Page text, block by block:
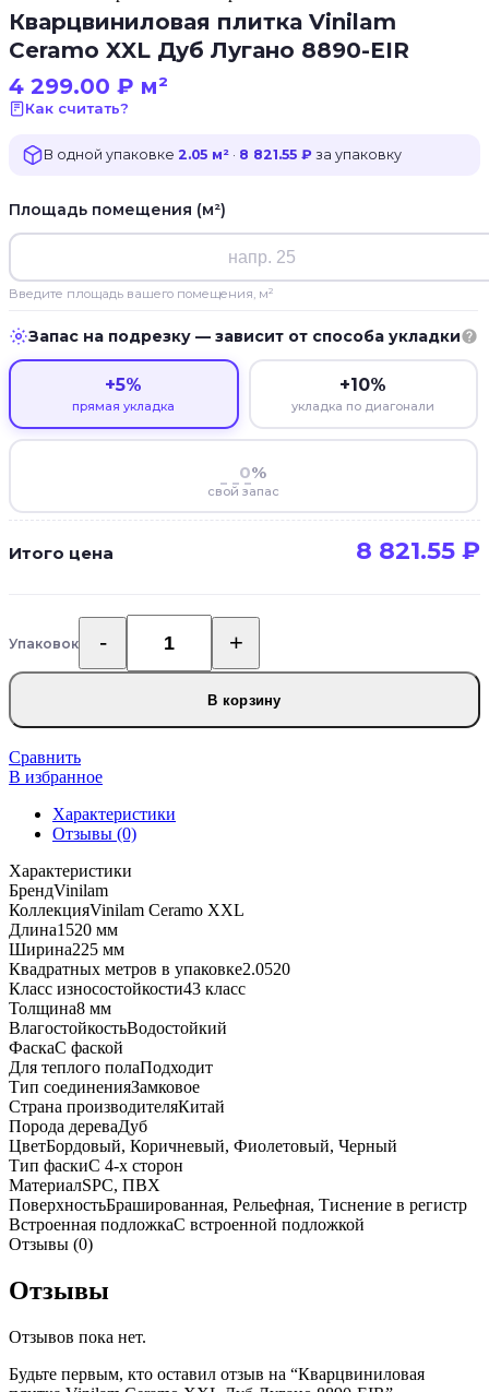
Кварцвиниловая плитка Vinilam
Ceramo XXL Дуб Лугано 8890-EIR
4 299.00 ₽ м²
Как считать?
В одной упаковке 2.05 м² · 8 821.55 ₽ за упаковку
Площадь помещения (м²)
Введите площадь вашего помещения, м²
Запас на подрезку — зависит от способа укладки
+5%
прямая укладка
+10%
укладка по диагонали
%
свой запас
Итого цена 8 821.55 ₽
УпаковокКоличество
товара
Кварцвиниловая
Vinilam
Ceramo
XXL
Лугано
8890-
В корзину
Сравнить
В избранное
Характеристики
Отзывы (0)
Характеристики
БрендVinilam
КоллекцияVinilam Ceramo XXL
Длина1520 мм
Ширина225 мм
Квадратных метров в упаковке2.0520
Класс износостойкости43 класс
Толщина8 мм
ВлагостойкостьВодостойкий
ФаскаС фаской
Для теплого полаПодходит
Тип соединенияЗамковое
Страна производителяКитай
Порода дереваДуб
ЦветБордовый, Коричневый, Фиолетовый, Черный
Тип фаскиС 4-х сторон
МатериалSPC, ПВХ
ПоверхностьБрашированная, Рельефная, Тиснение в регистр
Встроенная подложкаC встроенной подложкой
Отзывы (0)
Отзывы
Отзывов пока нет.
Будьте первым, кто оставил отзыв на “Кварцвиниловая